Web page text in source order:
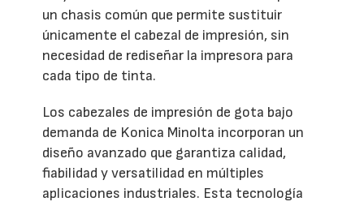
un chasis común que permite sustituir
únicamente el cabezal de impresión, sin
necesidad de rediseñar la impresora para
cada tipo de tinta.
Los cabezales de impresión de gota bajo
demanda de Konica Minolta incorporan un
diseño avanzado que garantiza calidad,
fiabilidad y versatilidad en múltiples
aplicaciones industriales. Esta tecnología